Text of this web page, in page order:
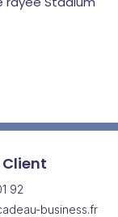
Client
92
business.fr